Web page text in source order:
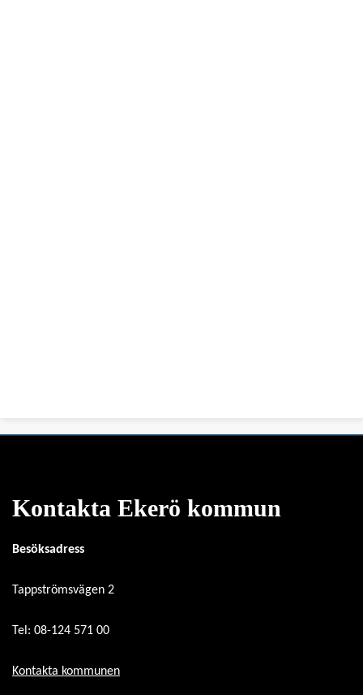
Kontakta Ekerö kommun
Besöksadress
Tappströmsvägen 2
Tel: 08-124 571 00
Kontakta kommunen